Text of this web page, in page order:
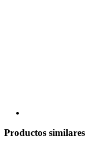
Productos similares